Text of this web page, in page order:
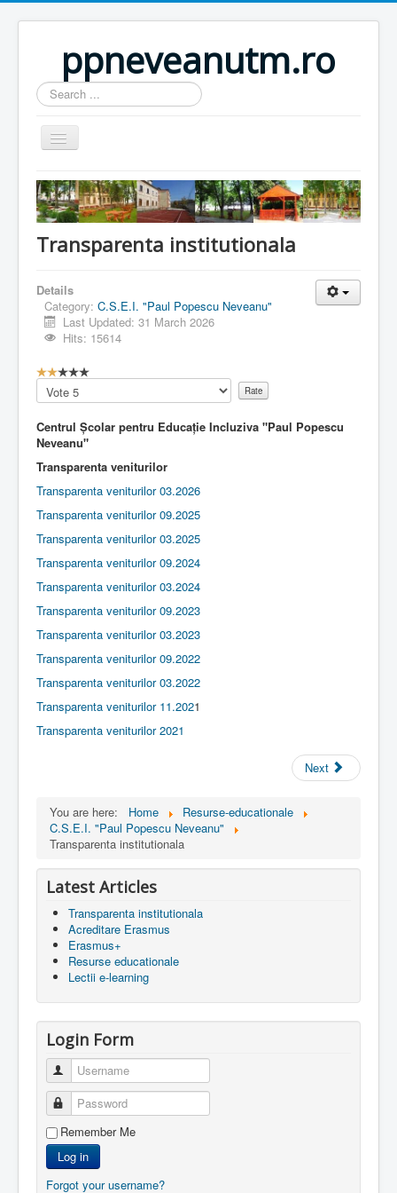
ppneveanutm.ro
Search
...
Home
Resurse
Publicatii
Galerie foto
Activitati
Anunturi
Contact
Lectii e-learning
Resurse-educationale
Transparenta institutionala
Details
Category: C.S.E.I. "Paul Popescu Neveanu"
Last Updated: 31 March 2026
Hits: 15614
U
s
e
R
a
t
n
g
2
/
Please
Rate
Centrul Școlar pentru Educație Incluziva "Paul Popescu
Neveanu"
Transparenta veniturilor
Transparenta veniturilor 03.2026
Transparenta veniturilor 09.2025
Transparenta veniturilor 03.2025
Transparenta veniturilor 09.2024
Transparenta veniturilor 03.2024
Transparenta veniturilor 09.2023
Transparenta veniturilor 03.2023
Transparenta veniturilor 09.2022
Transparenta veniturilor 03.2022
Transparenta veniturilor 11.2021
Transparenta veniturilor 2021
Next
You are here: Home
Resurse-educationale
C.S.E.I. "Paul Popescu Neveanu"
Transparenta institutionala
Latest Articles
Transparenta institutionala
Acreditare Erasmus
Erasmus+
Resurse educationale
Lectii e-learning
Login Form
Username
Password
Remember Me
Log in
Forgot your username?